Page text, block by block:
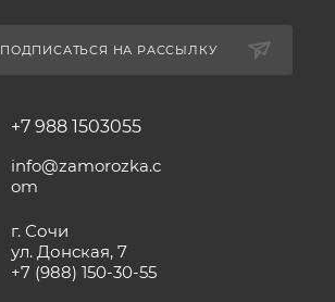
ПОДПИСАТЬСЯ НА РАССЫЛКУ
+7 988 1503055
info@zamorozka.c
om
г. Сочи
ул. Донская, 7
+7 (988) 150-30-55